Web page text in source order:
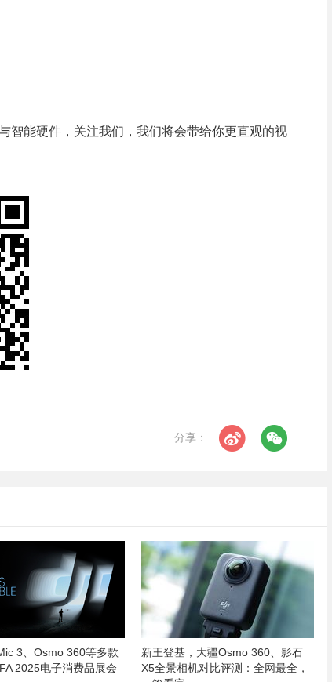
智能硬件，关注我们，我们将会带给你更直观的视
分享：
3、Osmo 360等多款
2025电子消费品展会
新王登基，大疆Osmo 360、影石
X5全景相机对比评测：全网最全，